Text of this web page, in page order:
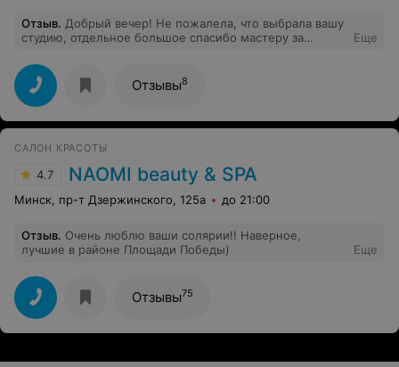
Отзыв. Добрый вечер! Не пожалела, что выбрала вашу
студию, отдельное большое спасибо мастеру за
очень рада, что обратилась к Вам)
Еще
Отзывы8
САЛОН КРАСОТЫ
4.7 NAOMI beauty & SPA
Минск, пр-т Дзержинского, 125а до 21:00
Отзыв. Очень люблю ваши солярии!! Наверное,
лучшие в районе Площади Победы)
Еще
Отзывы75